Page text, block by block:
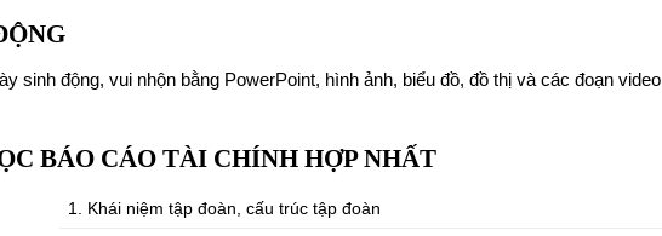
sinh động, vui nhộn bằng PowerPoint, hình ảnh, biểu đồ, đồ thị và các đoạn video
BÁO CÁO TÀI CHÍNH HỢP NHẤT
1. Khái niệm tập đoàn, cấu trúc tập đoàn